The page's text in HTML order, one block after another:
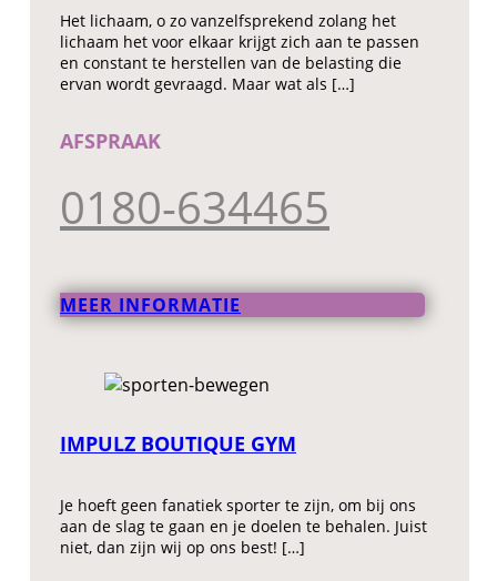
Het lichaam, o zo vanzelfsprekend zolang het
lichaam het voor elkaar krijgt zich aan te passen
en constant te herstellen van de belasting die
ervan wordt gevraagd. Maar wat als […]
AFSPRAAK
0180-634465
MEER INFORMATIE
IMPULZ BOUTIQUE GYM
Je hoeft geen fanatiek sporter te zijn, om bij ons
aan de slag te gaan en je doelen te behalen. Juist
niet, dan zijn wij op ons best! […]